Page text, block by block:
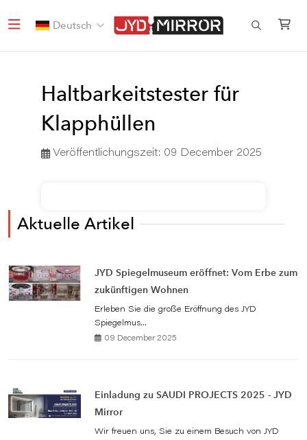
Deutsch
Haltbarkeitstester für
Klapphüllen
Veröffentlichungszeit: 09 December 2025
Aktuelle Artikel
JYD Spiegelmuseum eröffnet: Vom Erbe zum
zukünftigen Wohnen
Erleben Sie die große Eröffnung des JYD
Spiegelmus...
09 December 2025
Einladung zu SAUDI PROJECTS 2025 - JYD
Mirror
Wir freuen uns, Sie zu einem Besuch von JYD